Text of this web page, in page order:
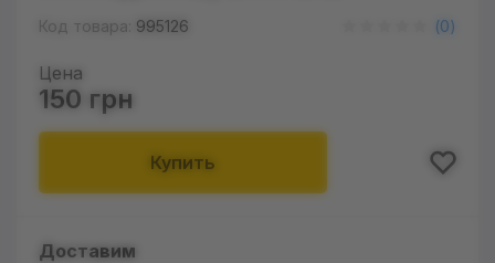
Код товара: 995126 (0)
Цена
150 грн
Купить
Доставим